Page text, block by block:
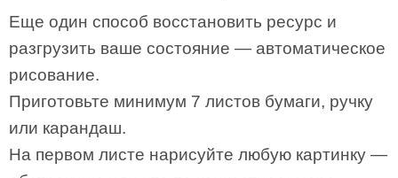
Еще один способ восстановить ресурс и
разгрузить ваше состояние — автоматическое
рисование.
Приготовьте минимум 7 листов бумаги, ручку
или карандаш.
На первом листе нарисуйте любую картинку —